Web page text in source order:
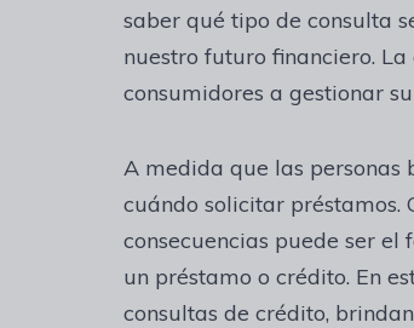
saber qué tipo de consulta
nuestro futuro financiero.
consumidores a gestionar
A medida que las personas
cuándo solicitar préstamos.
consecuencias puede ser
un préstamo o crédito. En
consultas de crédito,